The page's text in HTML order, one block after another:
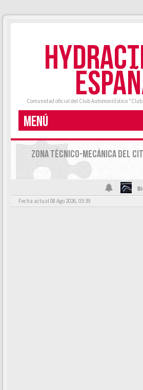
Comunidad oficial del Club Automovilístico
MENÚ
ZONA TÉCNICO-MECÁNICA DEL
Fecha actual 08 Ago 2026, 03:39